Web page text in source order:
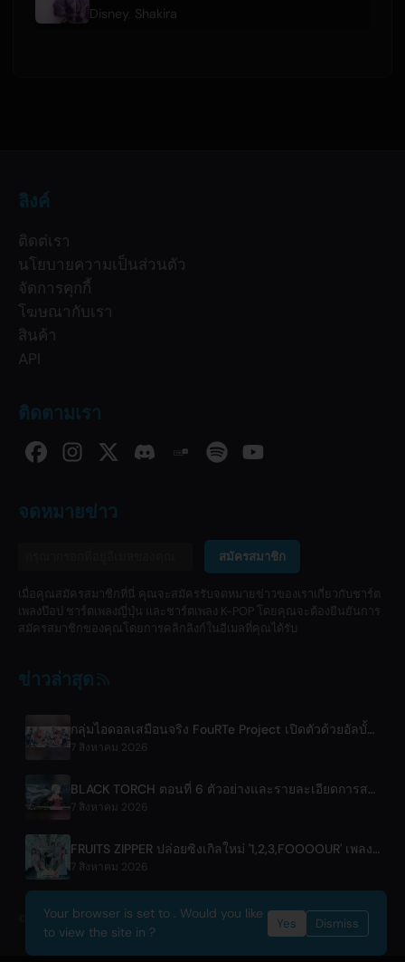
Disney, Shakira
ลิงค์
ติดต่เรา
นโยบายความเป็นส่วนตัว
จัดการคุกกี้
โฆษณากับเรา
สินค้า
API
ติดตามเรา
จดหมายข่าว
สมัครสมาชิก
เมื่อคุณสมัครสมาชิกที่นี่ คุณจะสมัครรับจดหมายข่าวของเราเกี่ยวกับชาร์ต
เพลงป๊อป ชาร์ตเพลงญี่ปุ่น และชาร์ตเพลง K-POP โดยคุณจะต้องยืนยันการ
สมัครสมาชิกของคุณโดยการคลิกลิงก์ในอีเมลที่คุณได้รับ
ข่าวล่าสุด
กลุ่มไอดอลเสมือนจริง FouRTe Project เปิดตัวด้วยอัลบั้ม 'ALL IN' โดยผู้ผลิต ☆Taku Takahashi จาก m-flo
7 สิงหาคม 2026
BLACK TORCH ตอนที่ 6 ตัวอย่างและรายละเอียดการสตรีม
7 สิงหาคม 2026
FRUITS ZIPPER ปล่อยซิงเกิลใหม่ '1,2,3,FOOOOUR' เพลงพิเศษร่วมกับรถไฟ Tobu Railway
7 สิงหาคม 2026
© 2026 OnlyHit. All rights reserved. - Metadata provided byACRCloud
Your browser is set to . Would you like
to view the site in ?
Yes Dismiss